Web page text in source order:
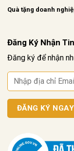
Quà tặng doanh
Đăng Ký Nhận Tin
Đăng ký để nhận